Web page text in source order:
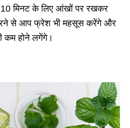
मिनट के लिए आंखों पर रखकर
से आप फ्रेश भी महसूस करेंगे और
कम होने लगेंगे।